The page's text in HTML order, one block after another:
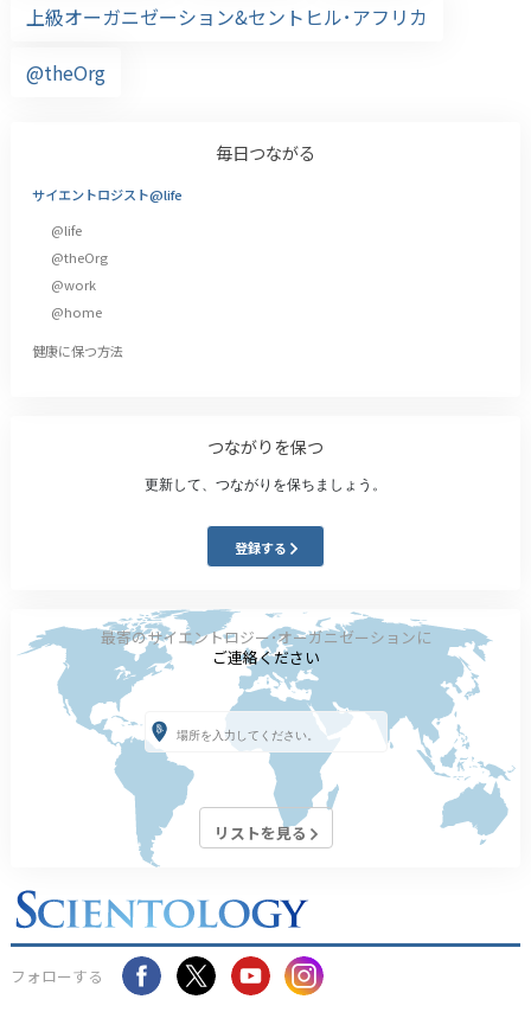
上級オーガニゼーション&セントヒル･アフリカ
@theOrg
毎日つながる
サイエントロジスト@life
@life
@theOrg
@work
@home
健康に保つ方法
つながりを保つ
更新して、つながりを保ちましょう。
登録する
最寄のサイエントロジー･オーガニゼーションに
ご連絡ください
リストを見る
フォローする